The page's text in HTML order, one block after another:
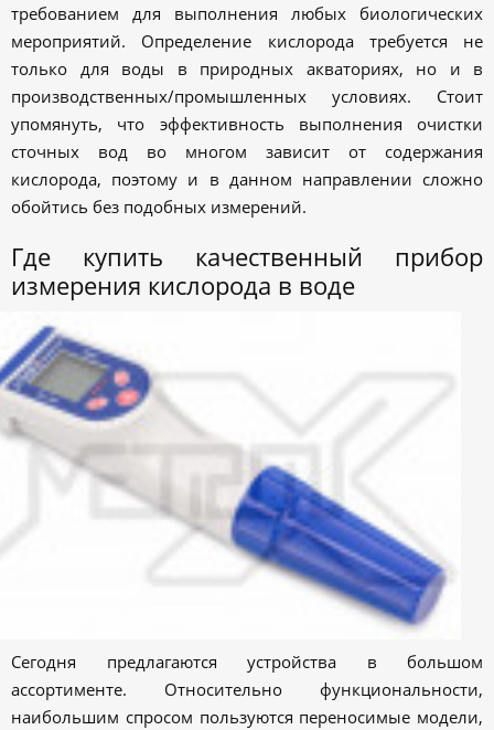
требованием для выполнения любых биологических
мероприятий. Определение кислорода требуется не
только для воды в природных акваториях, но и в
производственных/промышленных условиях. Стоит
упомянуть, что эффективность выполнения очистки
сточных вод во многом зависит от содержания
кислорода, поэтому и в данном направлении сложно
обойтись без подобных измерений.
Где купить качественный прибор
измерения кислорода в воде
Сегодня предлагаются устройства в большом
ассортименте. Относительно функциональности,
наибольшим спросом пользуются переносимые модели,